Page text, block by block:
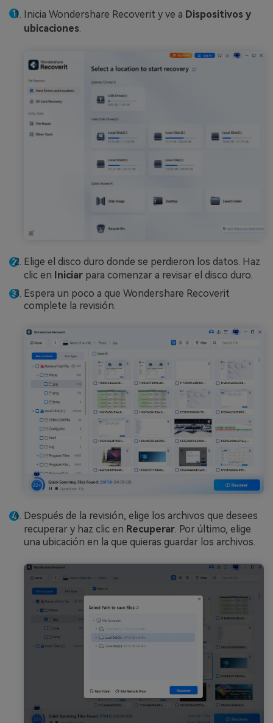
Inicia Wondershare Recoverit y ve a Dispositivos y
ubicaciones.
Elige el disco duro donde se perdieron los datos. Haz
clic en Iniciar para comenzar a revisar el disco duro.
Espera un poco a que Wondershare Recoverit
complete la revisión.
Después de la revisión, elige los archivos que desees
recuperar y haz clic en Recuperar . Por último, elige
una ubicación en la que quieras guardar los archivos.